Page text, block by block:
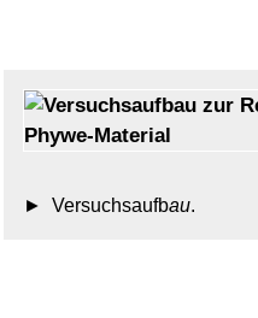
Versuchsaufbau.